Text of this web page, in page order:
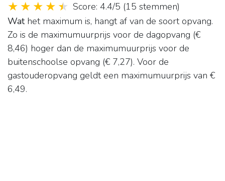
Score: 4.4/5 (15 stemmen)
Wathet maximum is, hangt af van de soort opvang.
Zo is de maximumuurprijs voor de dagopvang (€
8,46) hoger dan de maximumuurprijs voor de
buitenschoolse opvang (€ 7,27). Voor de
gastouderopvang geldt een maximumuurprijs van €
6,49.